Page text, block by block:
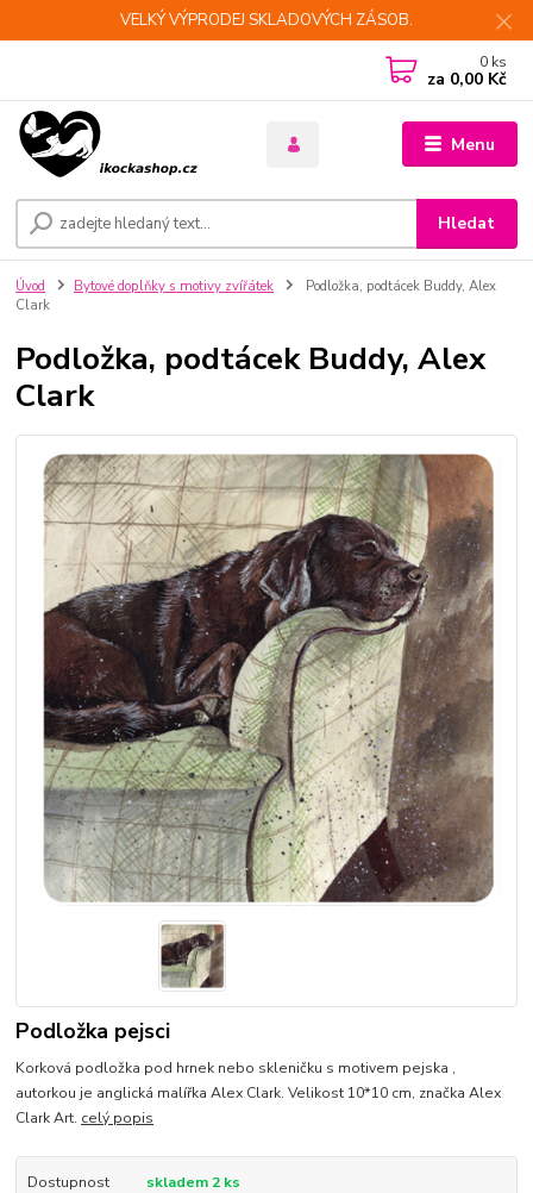
VELKÝ VÝPRODEJ SKLADOVÝCH ZÁSOB.
Menu
Hledat
0 ks
za 0,00 Kč
Úvod Bytové doplňky s motivy zvířátek
Podložka, podtácek Buddy, Alex
Clark
Podložka, podtácek Buddy, Alex
Clark
Podložka pejsci
Korková podložka pod hrnek nebo skleničku s motivem pejska ,
autorkou je anglická malířka Alex Clark. Velikost 10*10 cm, značka Alex
Clark Art. celý popis
Dostupnost
skladem 2 ks